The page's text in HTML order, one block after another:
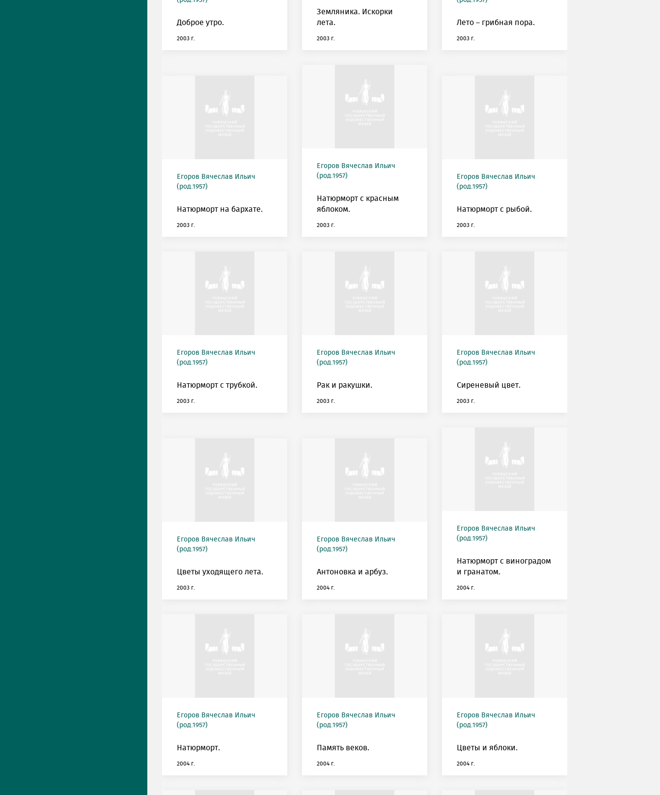
Доброе утро.
2003 г.
Земляника. Искорки
лета.
2003 г.
Лето – грибная пора.
2003 г.
Егоров Вячеслав Ильич
(род.1957)
Натюрморт на бархате.
2003 г.
Егоров Вячеслав Ильич
(род.1957)
Натюрморт с красным
яблоком.
2003 г.
Егоров Вячеслав Ильич
(род.1957)
Натюрморт с рыбой.
2003 г.
Егоров Вячеслав Ильич
(род.1957)
Натюрморт с трубкой.
2003 г.
Егоров Вячеслав Ильич
(род.1957)
Рак и ракушки.
2003 г.
Егоров Вячеслав Ильич
(род.1957)
Сиреневый цвет.
2003 г.
Егоров Вячеслав Ильич
(род.1957)
Цветы уходящего лета.
2003 г.
Егоров Вячеслав Ильич
(род.1957)
Антоновка и арбуз.
2004 г.
Егоров Вячеслав Ильич
(род.1957)
Натюрморт с виноградом
и гранатом.
2004 г.
Егоров Вячеслав Ильич
(род.1957)
Натюрморт.
2004 г.
Егоров Вячеслав Ильич
(род.1957)
Память веков.
2004 г.
Егоров Вячеслав Ильич
(род.1957)
Цветы и яблоки.
2004 г.